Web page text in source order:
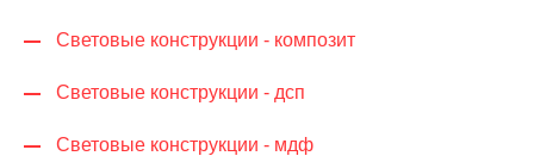
Световые конструкции - композит
Световые конструкции - дсп
Световые конструкции - мдф